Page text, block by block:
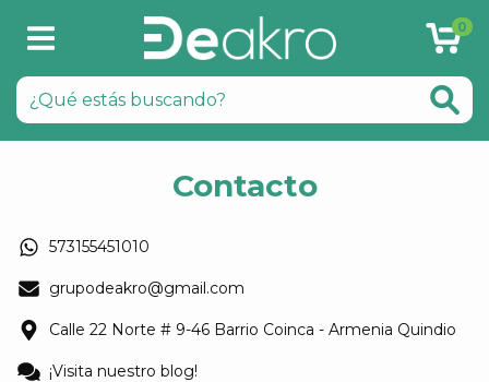
0
Contacto
573155451010
grupodeakro@gmail.com
Calle 22 Norte # 9-46 Barrio Coinca - Armenia Quindio
¡Visita nuestro blog!